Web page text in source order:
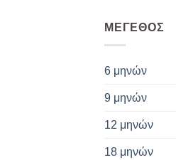
ΜΈΓΕΘΟΣ
6 μηνών
9 μηνών
12 μηνών
18 μηνών